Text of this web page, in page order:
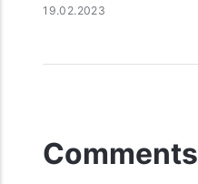
19.02.2023
Comments